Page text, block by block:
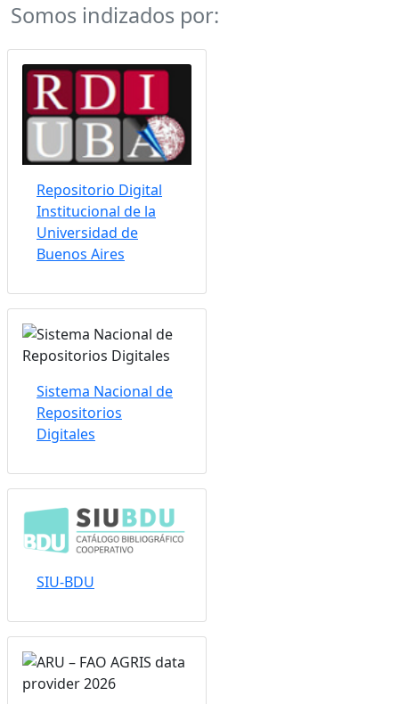
Somos indizados por:
Repositorio Digital
Institucional de la
Universidad de
Buenos Aires
Sistema Nacional de
Repositorios
Digitales
SIU-BDU